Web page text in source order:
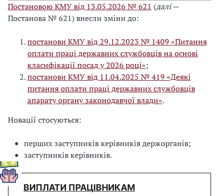
Постановою КМУ від 13.05.2026 № 621 (далі—
Постанова № 621) внесли зміни до:
постанови КМУ від 29.12.2023 № 1409 «Питання
оплати праці державних службовців на основі
класифікації посад у 2026 році»;
постанови КМУ від 11.04.2025 № 419 «Деякі
питання оплати праці державних службовців
апарату органу законодавчої влади».
Новації стосуються:
перших заступників керівників держорганів;
заступників керівників.
ВИПЛАТИ ПРАЦІВНИКАМ